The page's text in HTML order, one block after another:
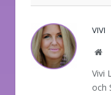
VIVI
Vivi
och